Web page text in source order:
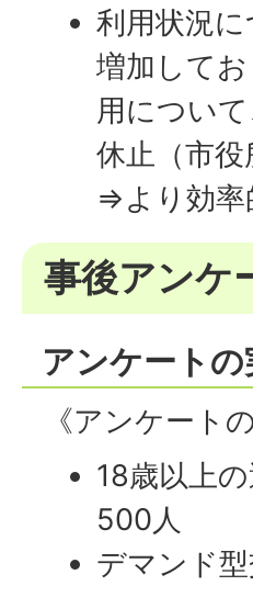
利用状況
増加して
用につい
休止（市
⇒より効率
事後アンケ
アンケート
《アンケート
18歳以上
500人
デマンド